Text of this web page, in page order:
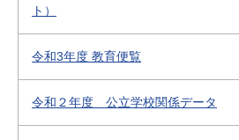
ト）
令和3年度 教育便覧
令和２年度 公立学校関係データ